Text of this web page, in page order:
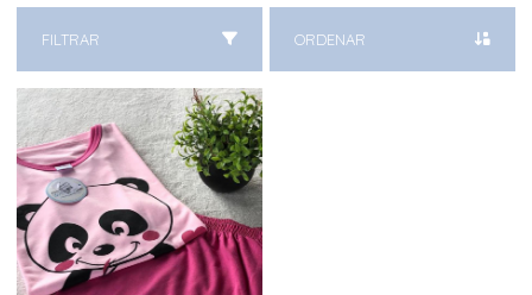
FILTRAR ORDENAR